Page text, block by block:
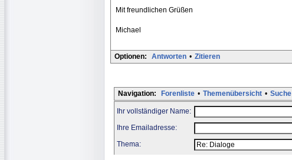
Mit freundlichen Grüßen
Michael
Optionen: Antworten • Zitieren
Navigation: Forenliste • Themenübersicht • Suche
Ihr vollständiger Name:
Ihre Emailadresse:
Thema: